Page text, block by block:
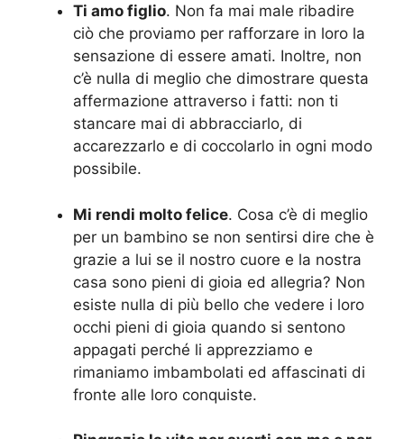
Ti amo figlio. Non fa mai male ribadire
ciò che proviamo per rafforzare in loro la
sensazione di essere amati. Inoltre, non
c’è nulla di meglio che dimostrare questa
affermazione attraverso i fatti: non ti
stancare mai di abbracciarlo, di
accarezzarlo e di coccolarlo in ogni modo
possibile.
Mi rendi molto felice. Cosa c’è di meglio
per un bambino se non sentirsi dire che è
grazie a lui se il nostro cuore e la nostra
casa sono pieni di gioia ed allegria? Non
esiste nulla di più bello che vedere i loro
occhi pieni di gioia quando si sentono
appagati perché li apprezziamo e
rimaniamo imbambolati ed affascinati di
fronte alle loro conquiste.